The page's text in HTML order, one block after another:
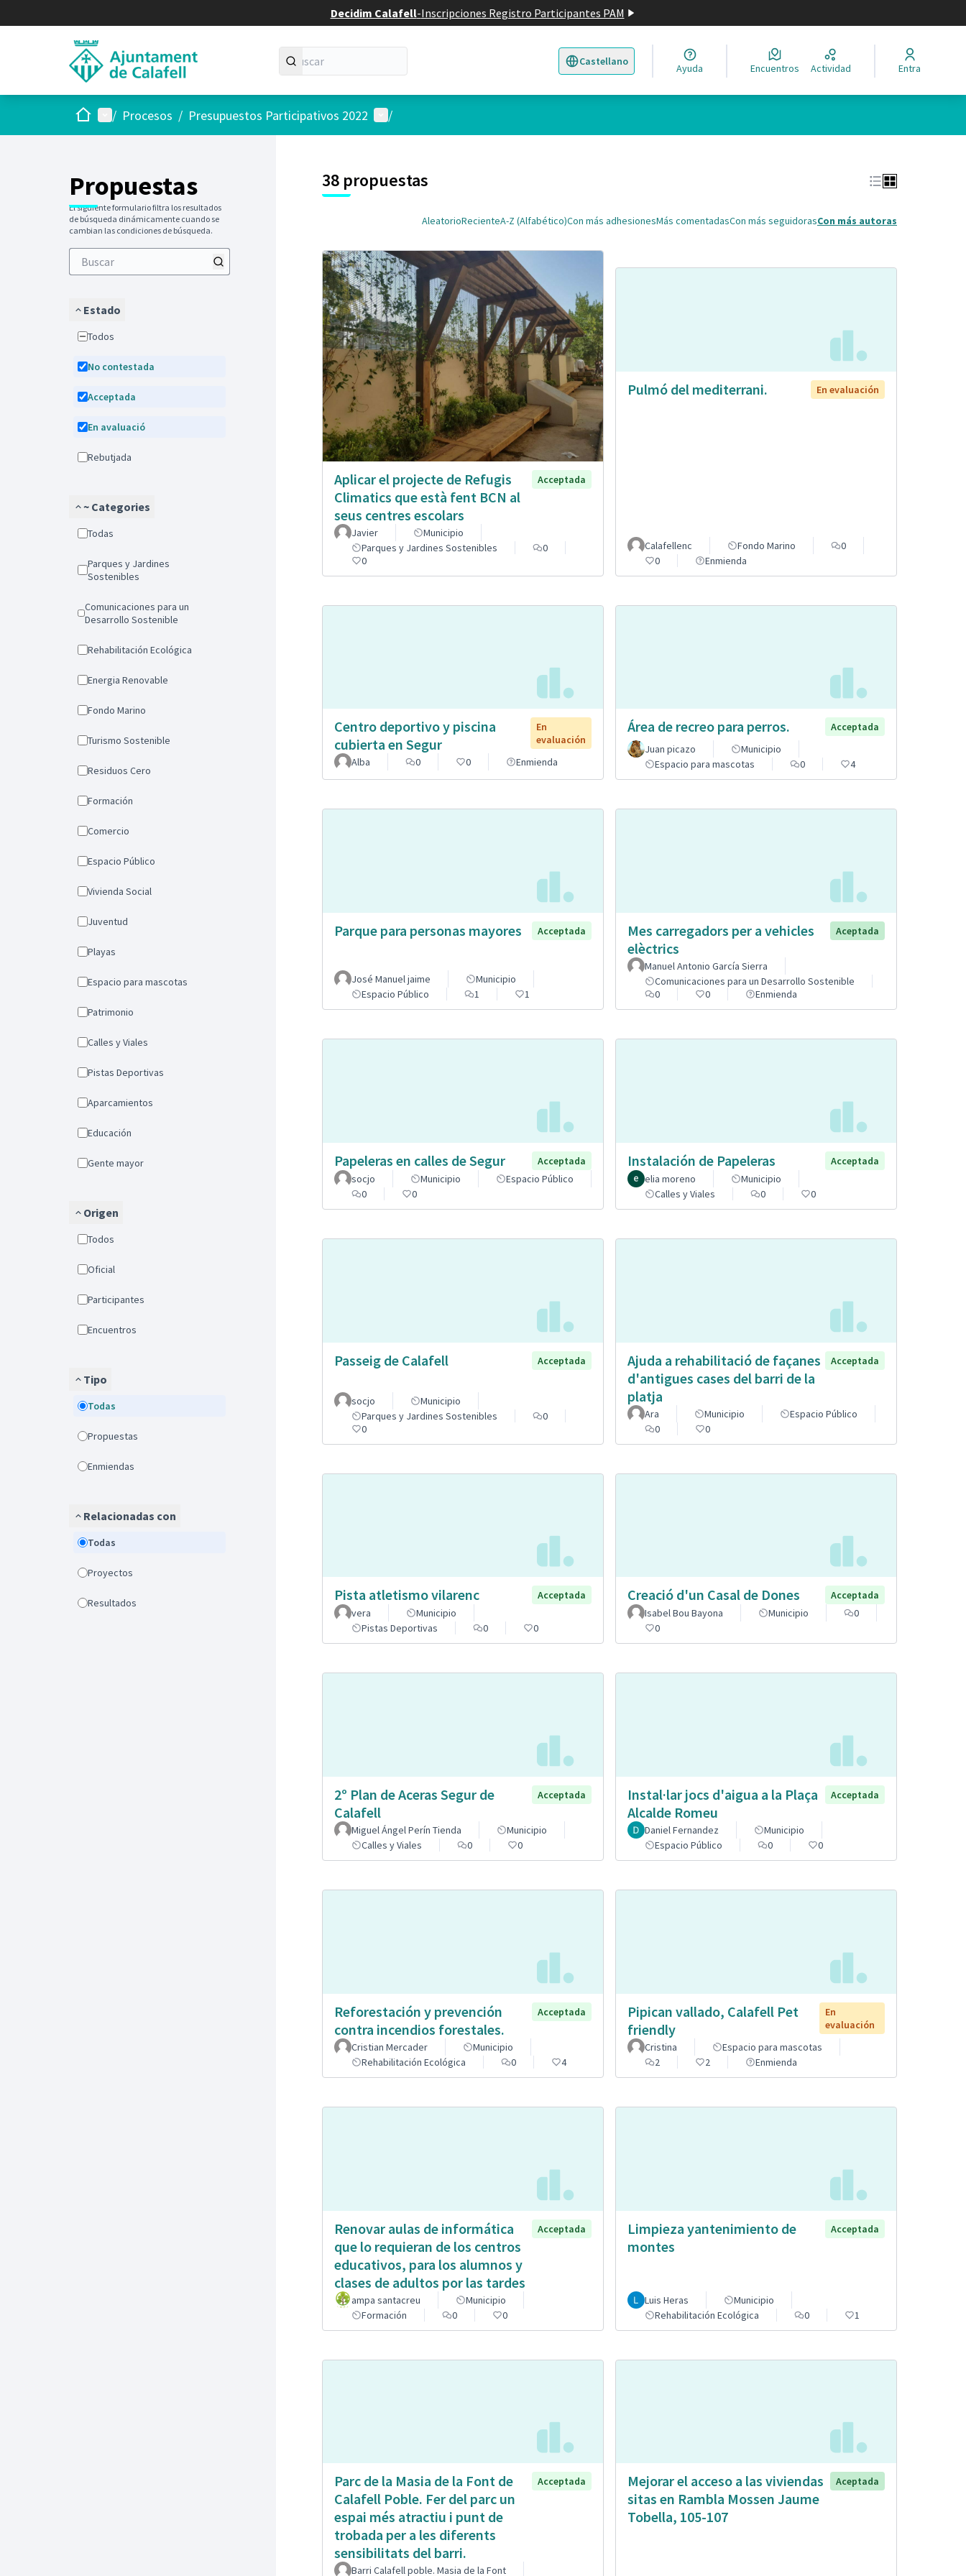
Decidim Calafell-Inscripciones Registro Participantes PAM
Castellano
Triar la llengua Elegir el idioma
Ayuda Encuentros Actividad Entra
InicioMenú principal
/ Procesos / Presupuestos Participativos 2022 Menú de usuario
/
Propuestas
El siguiente formulario filtra los resultados
de búsqueda dinámicamente cuando se
cambian las condiciones de búsqueda.
Estado
Todos
No contestada
Acceptada
En avaluació
Rebutjada
~ Categories
Todas
Parques y Jardines
Sostenibles
Comunicaciones para un
Desarrollo Sostenible
Rehabilitación Ecológica
Energia Renovable
Fondo Marino
Turismo Sostenible
Residuos Cero
Formación
Comercio
Espacio Público
Vivienda Social
Juventud
Playas
Espacio para mascotas
Patrimonio
Calles y Viales
Pistas Deportivas
Aparcamientos
Educación
Gente mayor
Origen
Todos
Oficial
Participantes
Encuentros
Tipo
Todas
Propuestas
Enmiendas
Relacionadas con
Todas
Proyectos
Resultados
38 propuestas
AleatorioRecienteA-Z (Alfabético)Con más adhesionesMás comentadasCon más seguidorasCon más autoras
Aplicar el projecte de Refugis
Climatics que està fent BCN al
seus centres escolars
Acceptada
Javier
Municipio
Parques y Jardines Sostenibles
0
0
Pulmó del mediterrani. En evaluación
Calafellenc Fondo Marino
0
0
Enmienda
Centro deportivo y piscina
cubierta en Segur
En
evaluación
Alba
0 0 Enmienda
Área de recreo para perros.
Acceptada
Juan picazo
Municipio
Espacio para mascotas
0 4
Parque para personas mayores Acceptada
José Manuel jaime
Municipio
Espacio Público
1 1
Mes carregadors per a vehicles
elèctrics
Aceptada
Manuel Antonio García Sierra
Comunicaciones para un Desarrollo Sostenible
0
0 Enmienda
Papeleras en calles de Segur
Acceptada
socjo
Municipio
Espacio Público
0
0
Instalación de Papeleras
Acceptada
elia moreno
Municipio
Calles y Viales
0 0
Passeig de Calafell Acceptada
socjo
Municipio
Parques y Jardines Sostenibles
0
0
Ajuda a rehabilitació de façanes
d'antigues cases del barri de la
platja
Acceptada
Ara Municipio
Espacio Público
0
0
Pista atletismo vilarenc
Acceptada
vera
Municipio
Pistas Deportivas
0 0
Creació d'un Casal de Dones
Acceptada
Isabel Bou Bayona
Municipio
0
0
2º Plan de Aceras Segur de
Calafell
Acceptada
Miguel Ángel Perín Tienda
Municipio
Calles y Viales
0 0
Instal·lar jocs d'aigua a la Plaça
Alcalde Romeu
Acceptada
Daniel Fernandez
Municipio
Espacio Público
0 0
Reforestación y prevención
contra incendios forestales.
Acceptada
Cristian Mercader
Municipio
Rehabilitación Ecológica
0 4
Pipican vallado, Calafell Pet
friendly
En
evaluación
Cristina
Espacio para mascotas
2
2 Enmienda
Renovar aulas de informática
que lo requieran de los centros
educativos, para los alumnos y
clases de adultos por las tardes
Acceptada
ampa santacreu
Municipio
Formación
0 0
Limpieza yantenimiento de
montes
Acceptada
Luis Heras
Municipio
Rehabilitación Ecológica
0 1
Parc de la Masia de la Font de
Calafell Poble. Fer del parc un
espai més atractiu i punt de
trobada per a les diferents
sensibilitats del barri.
Acceptada
Barri Calafell poble. Masia de la Font
Mejorar el acceso a las viviendas
sitas en Rambla Mossen Jaume
Tobella, 105-107
Aceptada